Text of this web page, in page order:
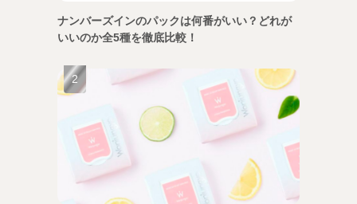
ナンバーズインのパックは何番がいい？どれが
いいのか全5種を徹底比較！